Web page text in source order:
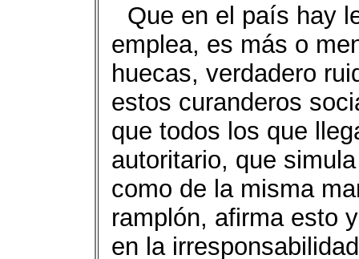
Que en el país hay
emplea, es más o
huecas, verdadero
estos curanderos
que todos los que
autoritario, que
como de la misma
ramplón, afirma esto
en la